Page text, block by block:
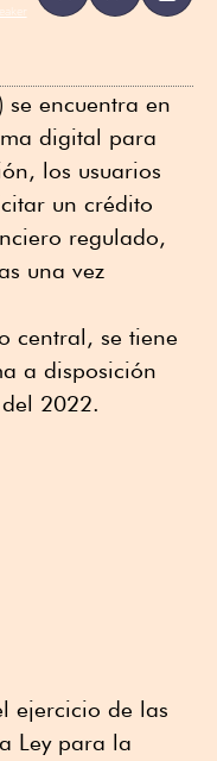
se encuentra en
digital para
los usuarios
un crédito
regulado,
una vez
central, se tiene
a disposición
2022.
ejercicio de las
Ley para la